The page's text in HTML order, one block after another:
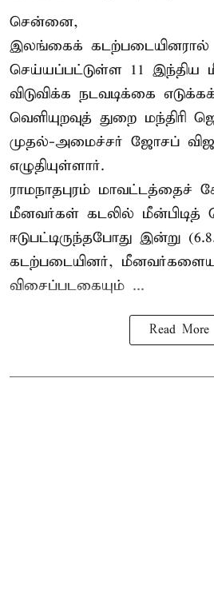
சென்னை,
இலங்கைக் கடற்படையினரால்
செய்யப்பட்டுள்ள 11
விடுவிக்க நடவடிக்கை
வெளியுறவுத் துறை மந்திரி
முதல்-அமைச்சர் ஜோசப்
எழுதியுள்ளார்.
ராமநாதபுரம் மாவட்டத்தைச்
மீனவர்கள் கடலில் மீன்பிடித்
ஈடுபட்டிருந்தபோது இன்று
கடற்படையினர்,
விசைப்படகையும் ...
Read More